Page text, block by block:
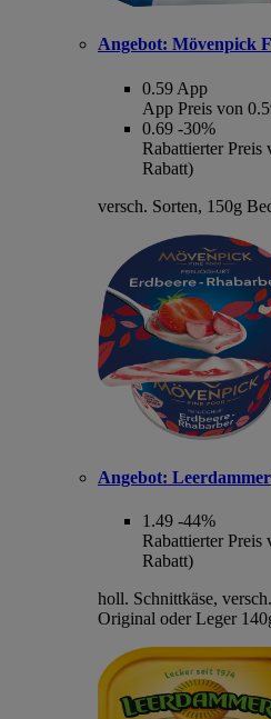
Angebot: Mövenpick
0.59 App
App Preis von
0.69 -30%
Rabattierter Preis
Rabatt)
versch. Sorten, 150g
Angebot: Leerdammer
1.49 -44%
Rabattierter Preis
Rabatt)
holl. Schnittkäse,
Original oder Leger